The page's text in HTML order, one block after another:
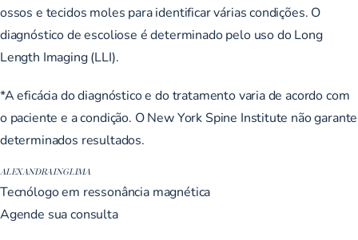
ossos e tecidos moles para identificar várias condições. O
diagnóstico de escoliose é determinado pelo uso do Long
Length Imaging (LLI).
*A eficácia do diagnóstico e do tratamento varia de acordo com
o paciente e a condição. O New York Spine Institute não garante
determinados resultados.
ALEXANDRA INGLIMA
Tecnólogo em ressonância magnética
Agende sua consulta